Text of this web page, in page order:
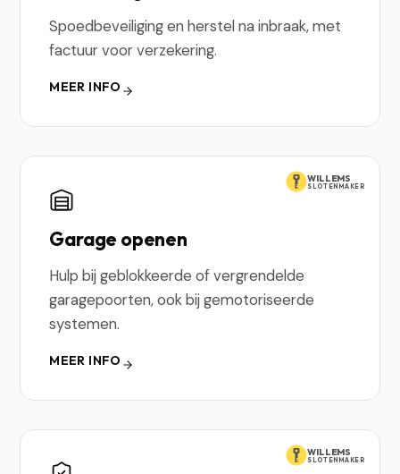
Spoedbeveiliging en herstel na inbraak, met
factuur voor verzekering.
MEER INFO
WILLEMS
SLOTENMAKER
Garage openen
Hulp bij geblokkeerde of vergrendelde
garagepoorten, ook bij gemotoriseerde
systemen.
MEER INFO
WILLEMS
SLOTENMAKER